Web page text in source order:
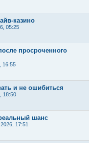
казино
05:25
просроченного
16:55
и не ошибиться
18:50
шанс
17:51